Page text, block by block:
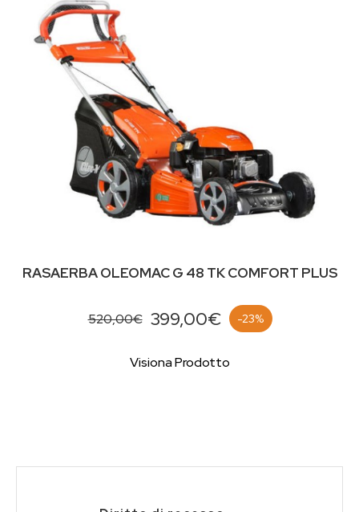
RASAERBA OLEOMAC G 48 TK COMFORT PLUS
520,00€ 399,00€ -23%
Visiona Prodotto